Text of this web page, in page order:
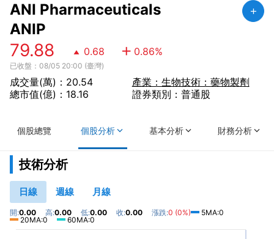
ANI Pharmaceuticals
ANIP
79.88 0.68 0.86%
已收盤：08/05 20:00 (臺灣)
成交量(萬)：20.54
總市值(億)：18.16
產業：生物技術：藥物製劑
證券類別：普通股
個股總覽 個股分析 基本分析 財務分析
技術分析
日線 週線 月線
開:0.00 高:0.00 低:0.00 收:0.00 漲跌:0 (0%)
5MA:0
20MA:0
60MA:0